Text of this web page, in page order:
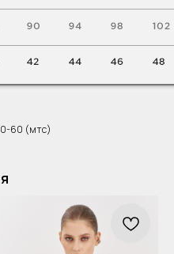
60 (мтс)